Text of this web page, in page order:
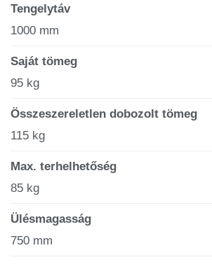
Tengelytáv
1000 mm
Saját tömeg
95 kg
Összeszereletlen dobozolt tömeg
115 kg
Max. terhelhetőség
85 kg
Ülésmagasság
750 mm